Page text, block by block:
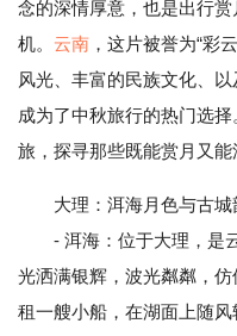
念的深情厚意，也是出行
机。 云南 ，这片被誉为“彩
风光、丰富的民族文化、
成为了中秋旅行的热门选
旅，探寻那些既能赏月又能
大理：洱海月色与古城
- 洱海：位于大理，是云
光洒满银辉，波光粼粼，
租一艘小船，在湖面上随风